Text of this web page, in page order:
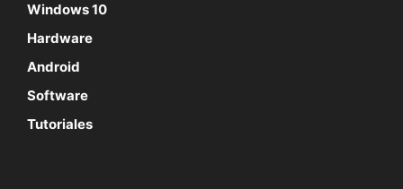
Windows 10
Hardware
Android
Software
Tutoriales